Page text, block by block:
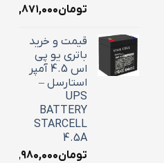
تومان۲,۸۷۱,۰۰۰
قیمت و خرید
باتری یو پی
اس 4.5 آمپر
استارسل –
UPS
BATTERY
STARCELL
4.5A
تومان۱,۹۸۰,۰۰۰